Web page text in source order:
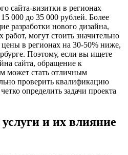
сайта-визитки в регионах
000 до 35 000 рублей. Более
разработки нового дизайна,
могут стоить значительно
в регионах на 30-50% ниже,
Поэтому, если вы ищете
сайта, обращение к
может стать отличным
проверить квалификацию
определить задачи проекта
и их влияние